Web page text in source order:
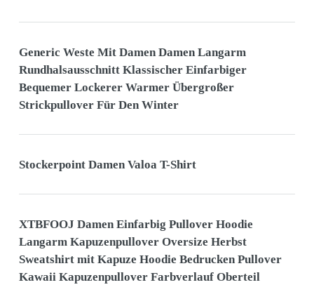
Generic Weste Mit Damen Damen Langarm
Rundhalsausschnitt Klassischer Einfarbiger
Bequemer Lockerer Warmer Übergroßer
Strickpullover Für Den Winter
Stockerpoint Damen Valoa T-Shirt
XTBFOOJ Damen Einfarbig Pullover Hoodie
Langarm Kapuzenpullover Oversize Herbst
Sweatshirt mit Kapuze Hoodie Bedrucken Pullover
Kawaii Kapuzenpullover Farbverlauf Oberteil